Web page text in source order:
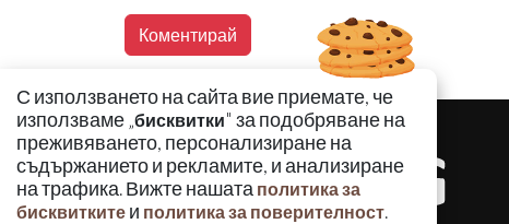
С използването на сайта вие приемате, че
използваме „бисквитки" за подобряване на
преживяването, персонализиране на
съдържанието и рекламите, и анализиране
на трафика. Вижте нашата политика за
бисквитките и политика за поверителност.